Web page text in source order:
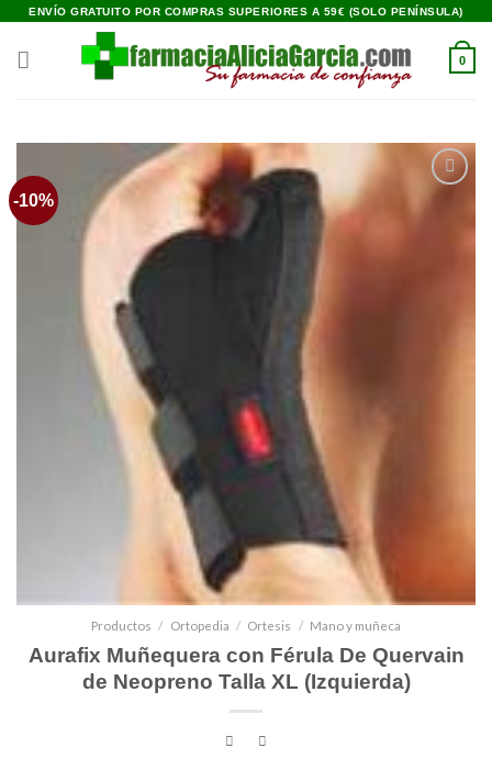
Saltar
contenido
ENVÍO GRATUITO POR COMPRAS SUPERIORES A 59€ (SOLO PENÍNSULA)
0
-10%
Productos / Ortopedia / Ortesis / Mano y muñeca
Aurafix Muñequera con Férula De Quervain
de Neopreno Talla XL (Izquierda)